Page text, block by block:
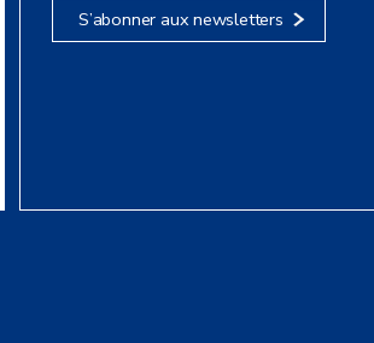
S’abonner aux newsletters